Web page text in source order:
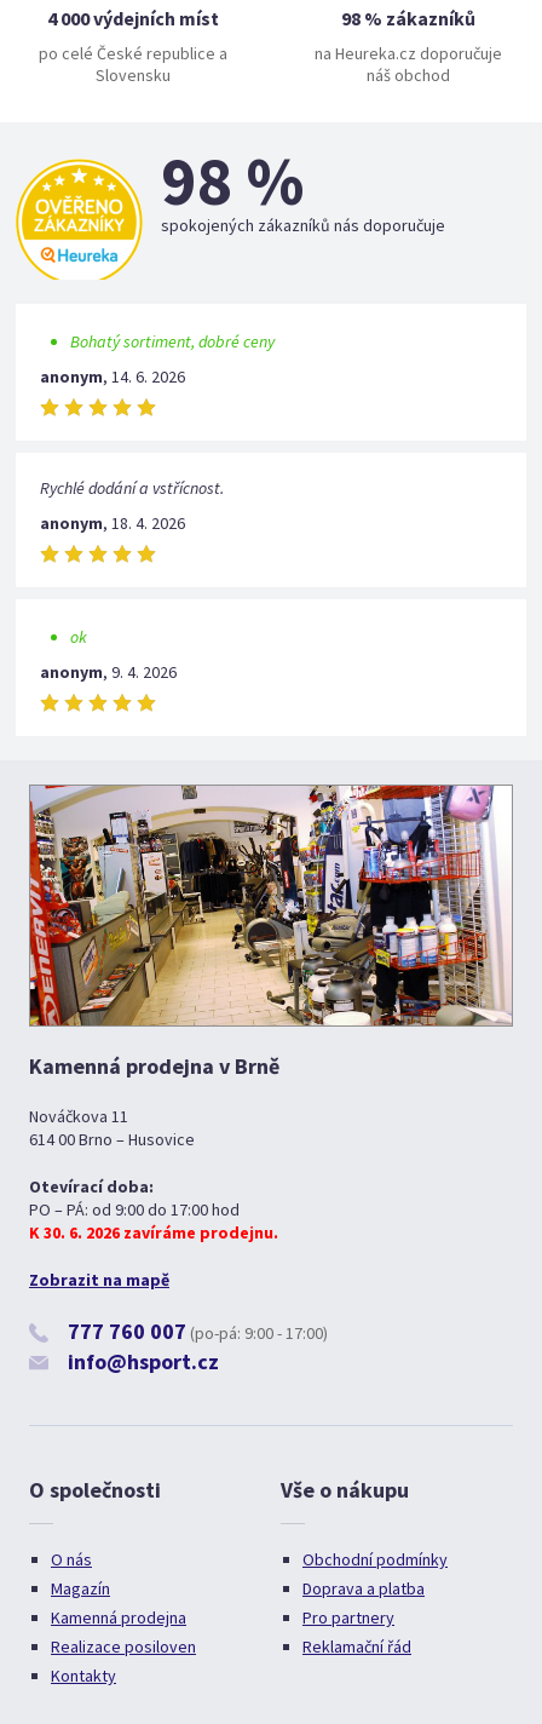
4 000 výdejních míst
po celé České republice a
Slovensku
98 % zákazníků
na Heureka.cz doporučuje
náš obchod
98 %
spokojených zákazníků nás doporučuje
Bohatý sortiment, dobré ceny
anonym,14. 6. 2026
Rychlé dodání a vstřícnost.
anonym,18. 4. 2026
ok
anonym,9. 4. 2026
Kamenná prodejna v Brně
Nováčkova 11
614 00 Brno – Husovice
Otevírací doba:
PO – PÁ: od 9:00 do 17:00 hod
K 30. 6. 2026 zavíráme prodejnu.
Zobrazit na mapě
777 760 007 (po-pá: 9:00 - 17:00)
info@hsport.cz
O společnosti
O nás
Magazín
Kamenná prodejna
Realizace posiloven
Kontakty
Vše o nákupu
Obchodní podmínky
Doprava a platba
Pro partnery
Reklamační řád